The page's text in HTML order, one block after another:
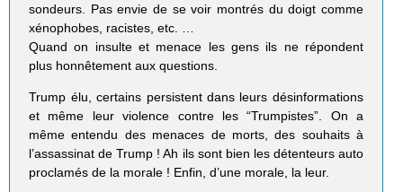
sondeurs. Pas envie de se voir montrés du doigt comme
xénophobes, racistes, etc. …
Quand on insulte et menace les gens ils ne répondent
plus honnêtement aux questions.
Trump élu, certains persistent dans leurs désinformations
et même leur violence contre les “Trumpistes”. On a
même entendu des menaces de morts, des souhaits à
l’assassinat de Trump ! Ah ils sont bien les détenteurs auto
proclamés de la morale ! Enfin, d’une morale, la leur.